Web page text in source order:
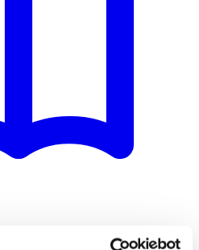
Managera